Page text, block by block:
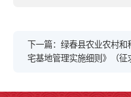
下一篇：绿春县农业农村
宅基地管理实施细则》（征